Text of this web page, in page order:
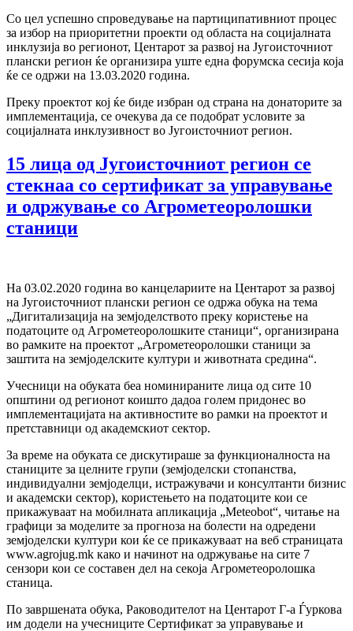
Со цел успешно спроведување на партиципативниот процес
за избор на приоритетни проекти од областа на социјалната
инклузија во регионот, Центарот за развој на Југоисточниот
плански регион ќе организира уште една форумска сесија која
ќе се одржи на 13.03.2020 година.
Преку проектот кој ќе биде избран од страна на донаторите за
имплементација, се очекува да се подобрат условите за
социјалната инклузивност во Југоисточниот регион.
15 лица од Југоисточниот регион се
стекнаа со сертификат за управување
и одржување со Агрометеоролошки
станици
На 03.02.2020 година во канцелариите на Центарот за развој
на Југоисточниот плански регион се одржа обука на тема
„Дигитализација на земјоделството преку користење на
податоците од Агрометеоролошките станици“, организирана
во рамките на проектот „Агрометеоролошки станици за
заштита на земјоделските култури и животната средина“.
Учесници на обуката беа номинираните лица од сите 10
општини од регионот коишто дадоа голем придонес во
имплементацијата на активностите во рамки на проектот и
претставници од академскиот сектор.
За време на обуката се дискутираше за функционалноста на
станиците за целните групи (земјоделски стопанства,
индивидуални земјоделци, истражувачи и консултанти бизнис
и академски сектор), користењето на податоците кои се
прикажуваат на мобилната апликација „Meteobot“, читање на
графици за моделите за прогноза на болести на одредени
земјоделски култури кои ќе се прикажуваат на веб страницата
www.agrojug.mk како и начинот на одржување на сите 7
сензори кои се составен дел на секоја Агрометеоролошка
станица.
По завршената обука, Раководителот на Центарот Г-а Ѓуркова
им додели на учесниците Сертификат за управување и